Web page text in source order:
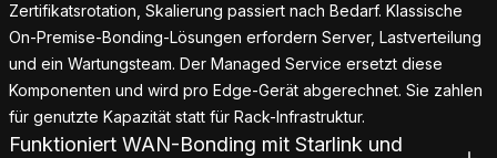
Zertifikatsrotation, Skalierung passiert nach Bedarf. Klassische
On-Premise-Bonding-Lösungen erfordern Server, Lastverteilung
und ein Wartungsteam. Der Managed Service ersetzt diese
Komponenten und wird pro Edge-Gerät abgerechnet. Sie zahlen
für genutzte Kapazität statt für Rack-Infrastruktur.
Funktioniert WAN-Bonding mit Starlink und